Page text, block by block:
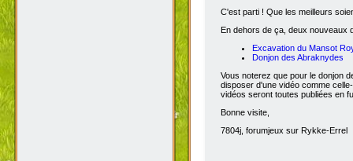
C'est parti ! Que les meilleurs
En dehors de ça, deux nouveaux
Excavation du Mansot
Donjon des Abraknydes
Vous noterez que pour le donjon
disposer d'une vidéo comme
vidéos seront toutes publiées en
Bonne visite,
7804j, forumjeux sur Rykke-Errel